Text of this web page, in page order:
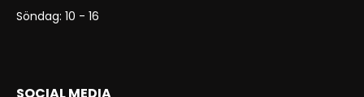
Söndag: 10 - 16